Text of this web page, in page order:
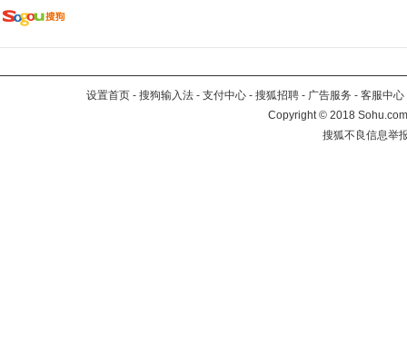
设置首页 - 搜狗输入法 - 支付中心 - 搜狐招聘 - 广告服务 - 客服中心
Copyright©2018
搜狐不良信息举